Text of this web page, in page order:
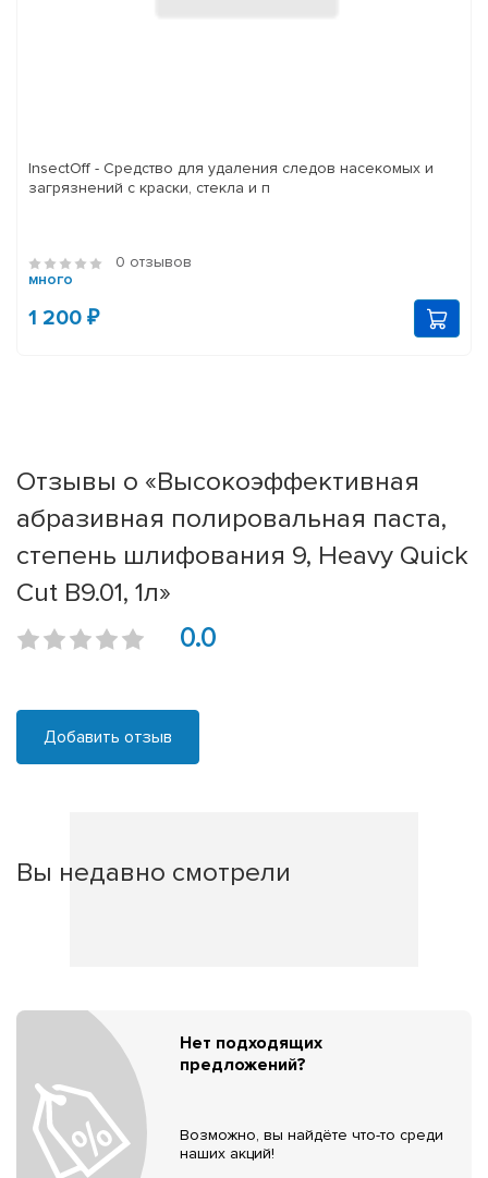
InsectOff - Средство для удаления следов насекомых и
загрязнений с краски, стекла и п
0 отзывов
много
1 200 ₽
Отзывы о «Высокоэффективная
абразивная полировальная паста,
степень шлифования 9, Heavy Quick
Cut B9.01, 1л»
0.0
Добавить отзыв
Вы недавно смотрели
Нет подходящих
предложений?
Возможно, вы найдёте что-то среди
наших акций!